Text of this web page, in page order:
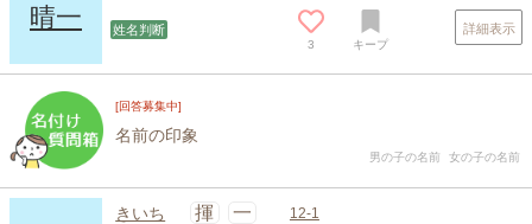
晴一 姓名判断
3 キープ
詳細表示
[回答募集中]
名前の印象
男の子の名前 女の子の名前
きいち 揮 一 12-1